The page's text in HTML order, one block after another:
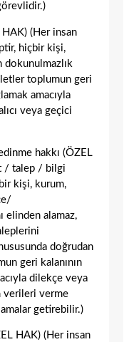
(Her insan
hiçbir kişi,
dokunulmazlık
toplumun geri
amacıyla
veya geçici
hakkı (ÖZEL
/ talep / bilgi
kişi, kurum,
elinden alamaz,
doğrudan
geri kalanının
dilekçe veya
verileri verme
getirebilir.)
HAK) (Her insan